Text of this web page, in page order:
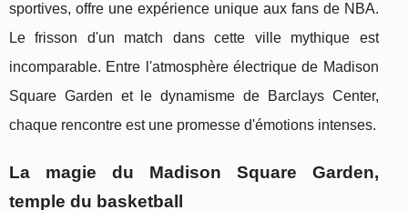
sportives, offre une expérience unique aux fans de NBA.
Le frisson d'un match dans cette ville mythique est
incomparable. Entre l'atmosphère électrique de Madison
Square Garden et le dynamisme de Barclays Center,
chaque rencontre est une promesse d'émotions intenses.
La magie du Madison Square Garden,
temple du basketball